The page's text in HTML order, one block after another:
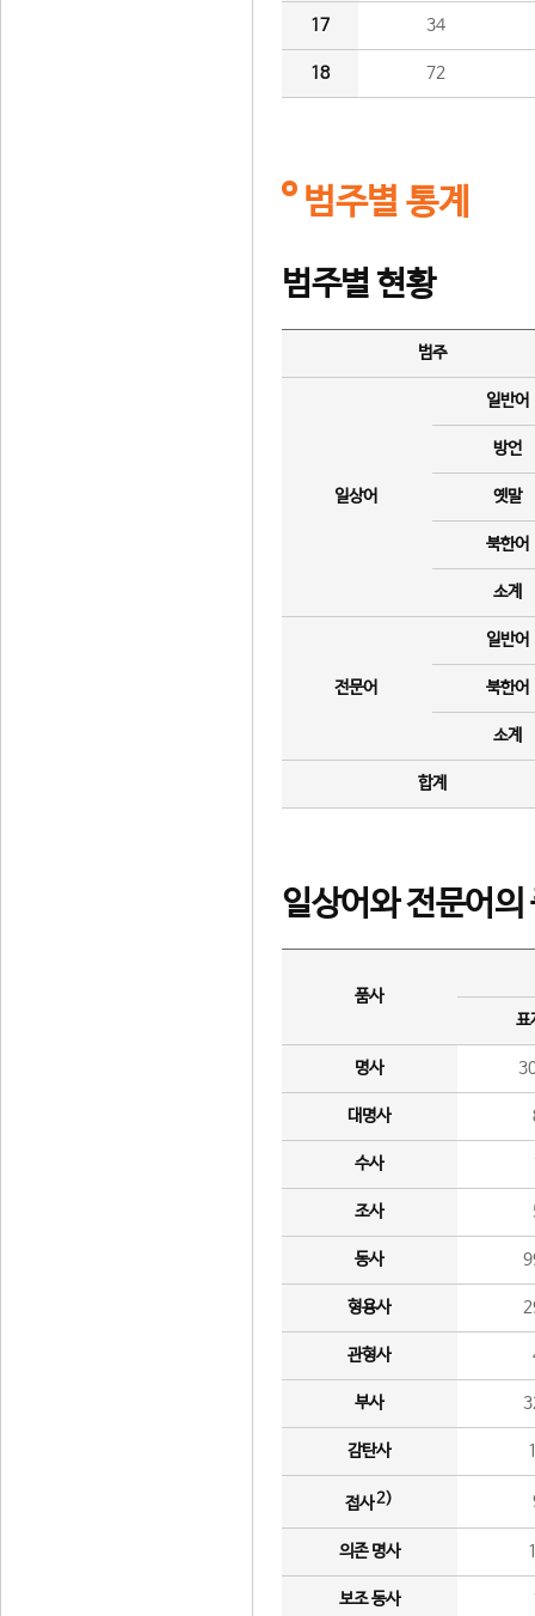
17 34
18 72
범주별 통계
범주별 현황
범주
일상어
일반어
방언
옛말
북한어
소계
전문어
일반어
북한어
소계
합계
일상어와 전문어의
품사
표
명사
대명사
수사
조사
동사
형용사
관형사
부사
감탄사
접사2)
의존 명사
보조 동사